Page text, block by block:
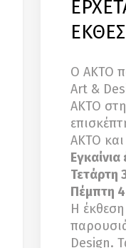
Ο ΑΚΤΟ
Art &
ΑΚΤΟ
ΑΚΤΟ
Τετάρτη
Πέμπτη
Η
Design.